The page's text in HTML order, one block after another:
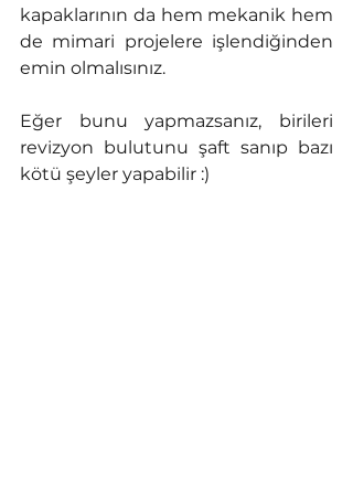
kapaklarının da hem mekanik hem
de mimari projelere işlendiğinden
emin olmalısınız.
Eğer bunu yapmazsanız, birileri
revizyon bulutunu şaft sanıp bazı
kötü şeyler yapabilir :)